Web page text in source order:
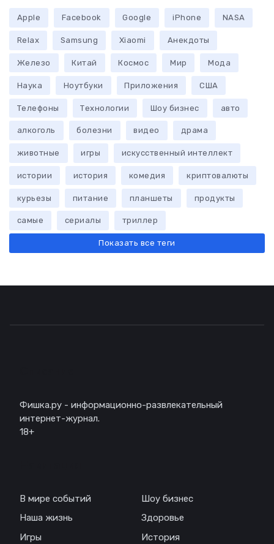
Apple Facebook Google iPhone NASA
Relax Samsung Xiaomi Анекдоты
Железо Китай Космос Мир Мода
Наука Ноутбуки Приложения США
Телефоны Технологии Шоу бизнес авто
алкоголь болезни видео драма
животные игры искусственный интеллект
истории история комедия криптовалюты
курьезы питание планшеты продукты
самые сериалы триллер
Показать все теги
Фишка.ру - информационно-развлекательный
интернет-журнал.
18+
В мире событий
Наша жизнь
Игры
Шоу бизнес
Здоровье
История